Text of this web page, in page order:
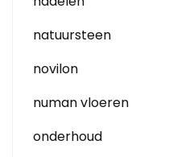
natuursteen
novilon
numan vloeren
onderhoud